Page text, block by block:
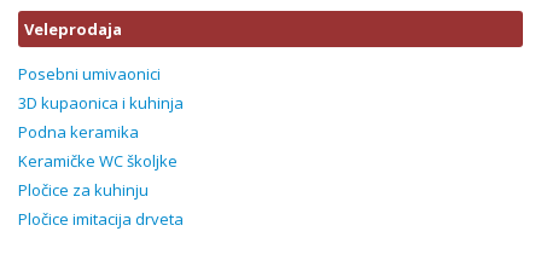
Veleprodaja
Posebni umivaonici
3D kupaonica i kuhinja
Podna keramika
Keramičke WC školjke
Pločice za kuhinju
Pločice imitacija drveta